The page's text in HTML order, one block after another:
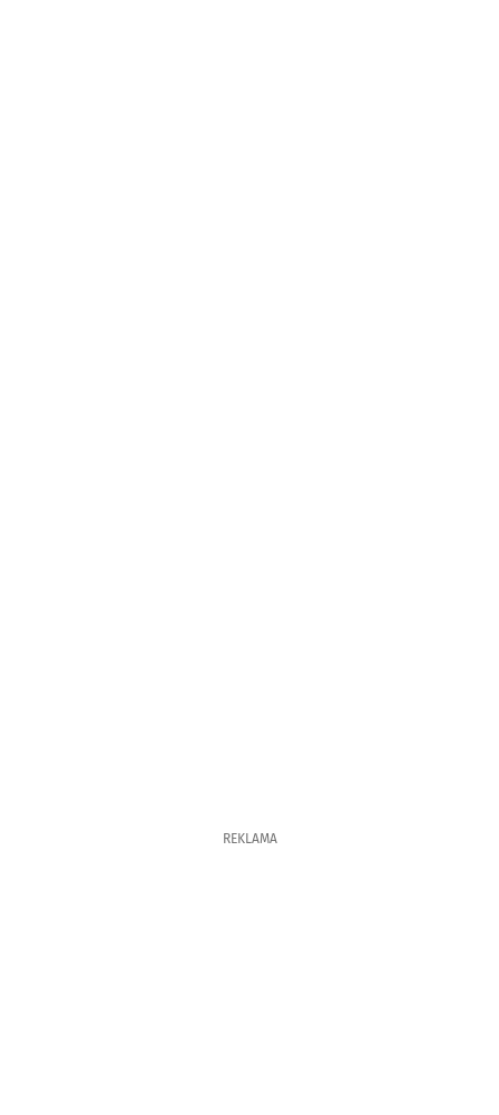
REKLAMA